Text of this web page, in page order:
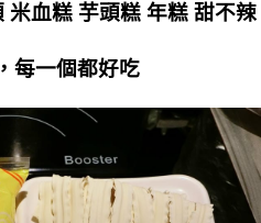
米血糕 芋頭糕 年糕 甜不辣
每一個都好吃